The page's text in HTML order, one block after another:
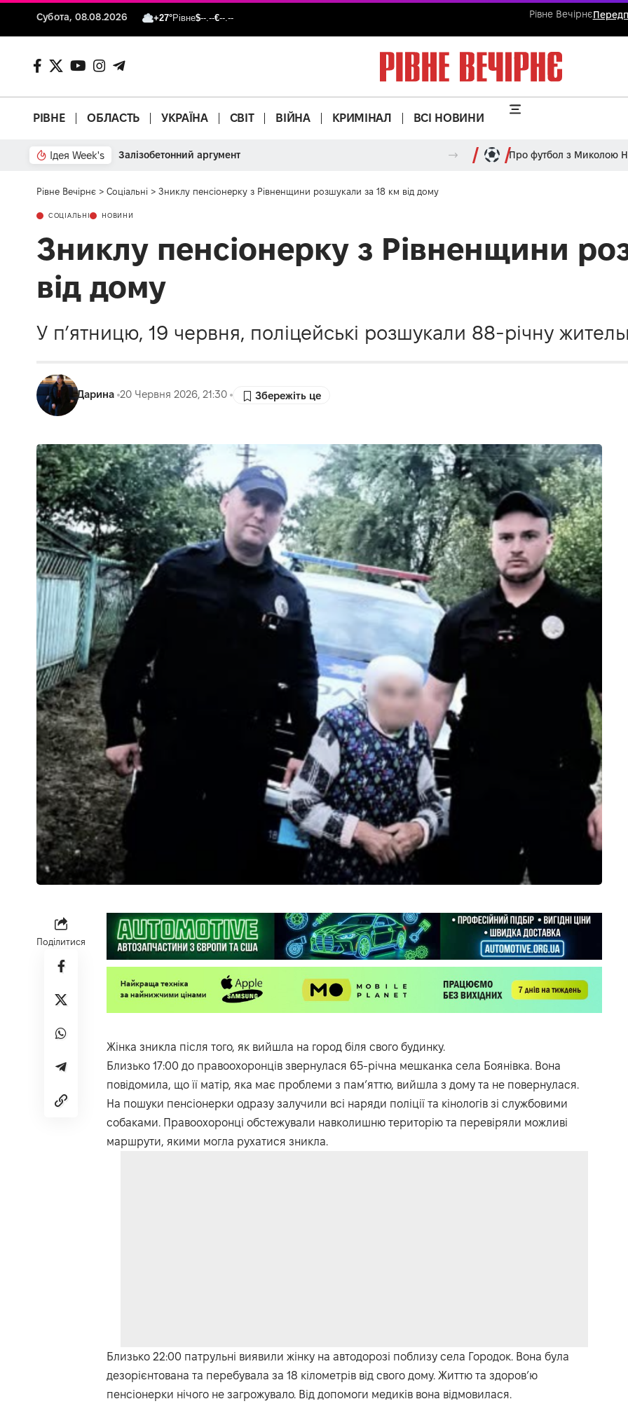
Субота, 08.08.2026 +27°Рівне$--.--€--.-- Рівне Вечірнє
РІВНЕ ОБЛАСТЬ УКРАЇНА СВІТ ВІЙНА КРИМІНАЛ ВСІ НОВИНИ
Ідея Week's Залізобетонний аргумент Про футбол з Миколою
Рівне Вечірнє > Соціальні > Зниклу пенсіонерку з Рівненщини розшукали за 18 км від дому
СОЦІАЛЬНІ НОВИНИ
Зниклу пенсіонерку з Рівненщини
від дому
У пʼятницю, 19 червня, поліцейські розшукали 88-річну
Дарина 20 Червня 2026, 21:30
Поділитися
Жінка зникла після того, як вийшла на город біля свого будинку.
Близько 17:00 до правоохоронців звернулася 65-річна мешканка села Боянівка. Вона
повідомила, що її матір, яка має проблеми з пам’яттю, вийшла з дому та не повернулася.
На пошуки пенсіонерки одразу залучили всі наряди поліції та кінологів зі службовими
собаками. Правоохоронці обстежували навколишню територію та перевіряли можливі
маршрути, якими могла рухатися зникла.
Близько 22:00 патрульні виявили жінку на автодорозі поблизу села Городок. Вона була
дезорієнтована та перебувала за 18 кілометрів від свого дому. Життю та здоров’ю
пенсіонерки нічого не загрожувало. Від допомоги медиків вона відмовилася.